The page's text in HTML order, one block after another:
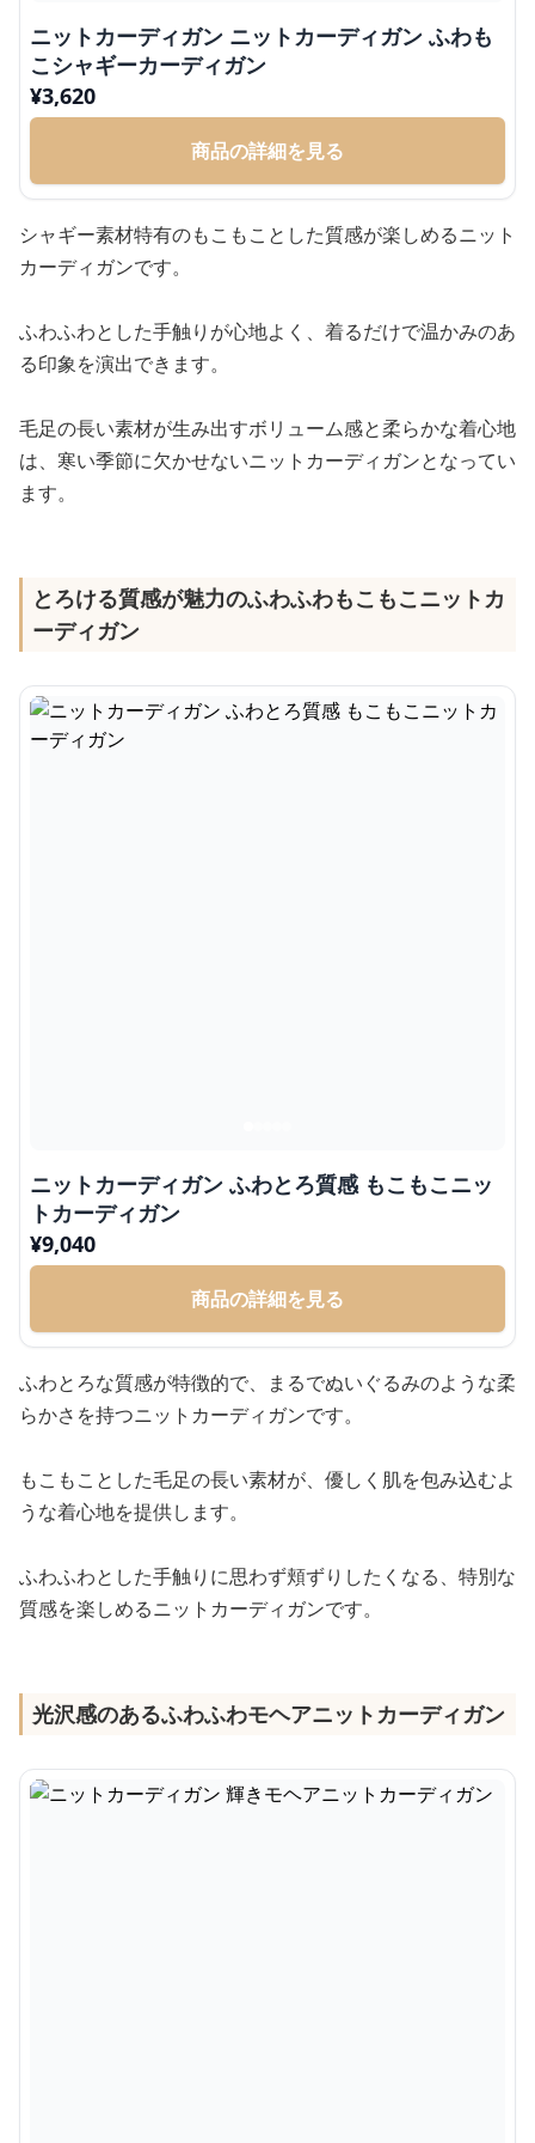
ニットカーディガン ニットカーディガン ふわも
こシャギーカーディガン
¥3,620
商品の詳細を見る
シャギー素材特有のもこもことした質感が楽しめるニット
カーディガンです。
ふわふわとした手触りが心地よく、着るだけで温かみのあ
る印象を演出できます。
毛足の長い素材が生み出すボリューム感と柔らかな着心地
は、寒い季節に欠かせないニットカーディガンとなってい
ます。
とろける質感が魅力のふわふわもこもこニットカ
ーディガン
ニットカーディガン ふわとろ質感 もこもこニッ
トカーディガン
¥9,040
商品の詳細を見る
ふわとろな質感が特徴的で、まるでぬいぐるみのような柔
らかさを持つニットカーディガンです。
もこもことした毛足の長い素材が、優しく肌を包み込むよ
うな着心地を提供します。
ふわふわとした手触りに思わず頬ずりしたくなる、特別な
質感を楽しめるニットカーディガンです。
光沢感のあるふわふわモヘアニットカーディガン